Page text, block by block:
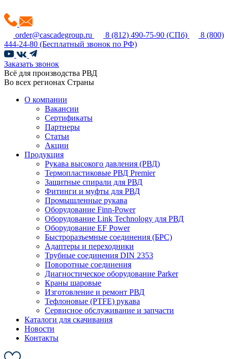
order@cascadegroup.ru 8 (812) 490-75-90 (СПб)
8 (800)
444-24-80 (Бесплатный звонок по РФ)
Заказать звонок
Всё для производства РВД
Во всех регионах Страны
О компании
Вакансии
Сертификаты
Партнеры
Статьи
Акции
Продукция
Рукава высокого давления (РВД)
Термопластиковые РВД Premier
Защитные спирали для РВД
Фитинги и муфты для РВД
Промышленные рукава
Оборудование Finn-Power
Оборудование Link Technology для РВД
Оборудование EF Power
Быстроразъемные соединения (БРС)
Адаптеры и переходники
Трубные соединения DIN 2353
Поворотные соединения
Диагностическое оборудование Parker
Краны шаровые
Изготовление и ремонт РВД
Тефлоновые (PTFE) рукава
Сервисное обслуживание и запчасти
Каталоги для скачивания
Новости
Контакты